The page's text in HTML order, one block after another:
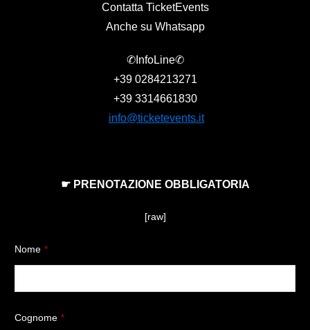
Contatta TicketEvents
Anche su Whatsapp
✆InfoLine✆
+39 0284213271
+39 3314661830
info@ticketevents.it
☛ PRENOTAZIONE OBBLIGATORIA
[raw]
Nome *
Cognome *